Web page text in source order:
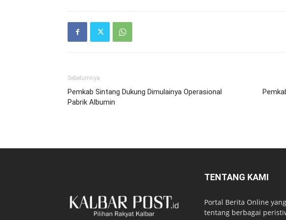
Sebelumnya
Pemkab Sintang Dukung Dimulainya Operasional
Pabrik Albumin
TENTANG KAMI
Portal Berita Online
tentang berbagai